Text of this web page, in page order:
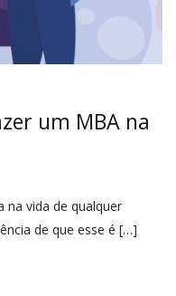
um MBA na
na vida de qualquer
de que esse é […]